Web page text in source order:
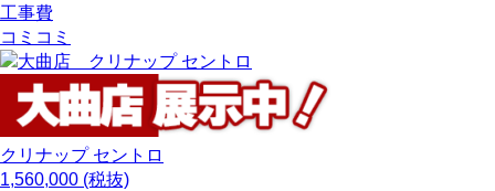
工事費
コミコミ
クリナップ セントロ
1,560,000 (税抜)